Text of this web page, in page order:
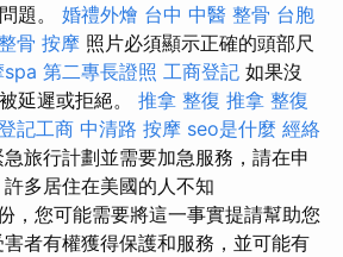
題。 婚禮外燴 台中 中醫 整骨 台胞
骨 按摩 照片必須顯示正確的頭部尺
spa 第二專長證照 工商登記 如果沒
延遲或拒絕。 推拿 整復 推拿 整復
記工商 中清路 按摩 seo是什麼 經絡
旅行計劃並需要加急服務，請在申
多居住在美國的人不知
，您可能需要將這一事實提請幫助您
者有權獲得保護和服務，並可能有